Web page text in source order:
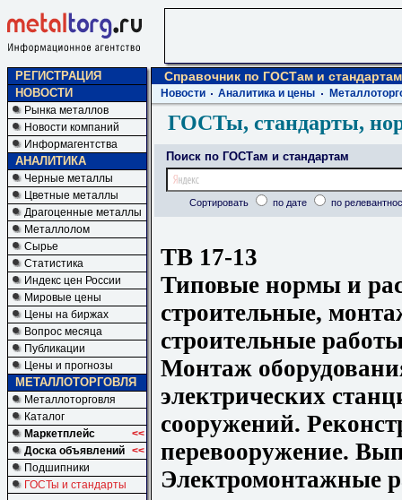
РЕГИСТРАЦИЯ
НОВОСТИ
Рынка металлов
Новости компаний
Информагентства
АНАЛИТИКА
Черные металлы
Цветные металлы
Драгоценные металлы
Металлолом
Сырье
Статистика
Индекс цен России
Мировые цены
Цены на биржах
Вопрос месяца
Публикации
Цены и прогнозы
МЕТАЛЛОТОРГОВЛЯ
Металлоторговля
Каталог
Маркетплейс
<<
Доска объявлений <<
Подшипники
ГОСТы и стандарты
Справочник по ГОСТам и стандартам
Новости Аналитика и цены
ГОСТы, стандарты,
Поиск по ГОСТам и стандартам
Сортировать по дате по
ТВ 17-13
Типовые нормы и
строительные,
строительные
Монтаж
электрических
сооружений.
перевооружение.
Электромонтажные